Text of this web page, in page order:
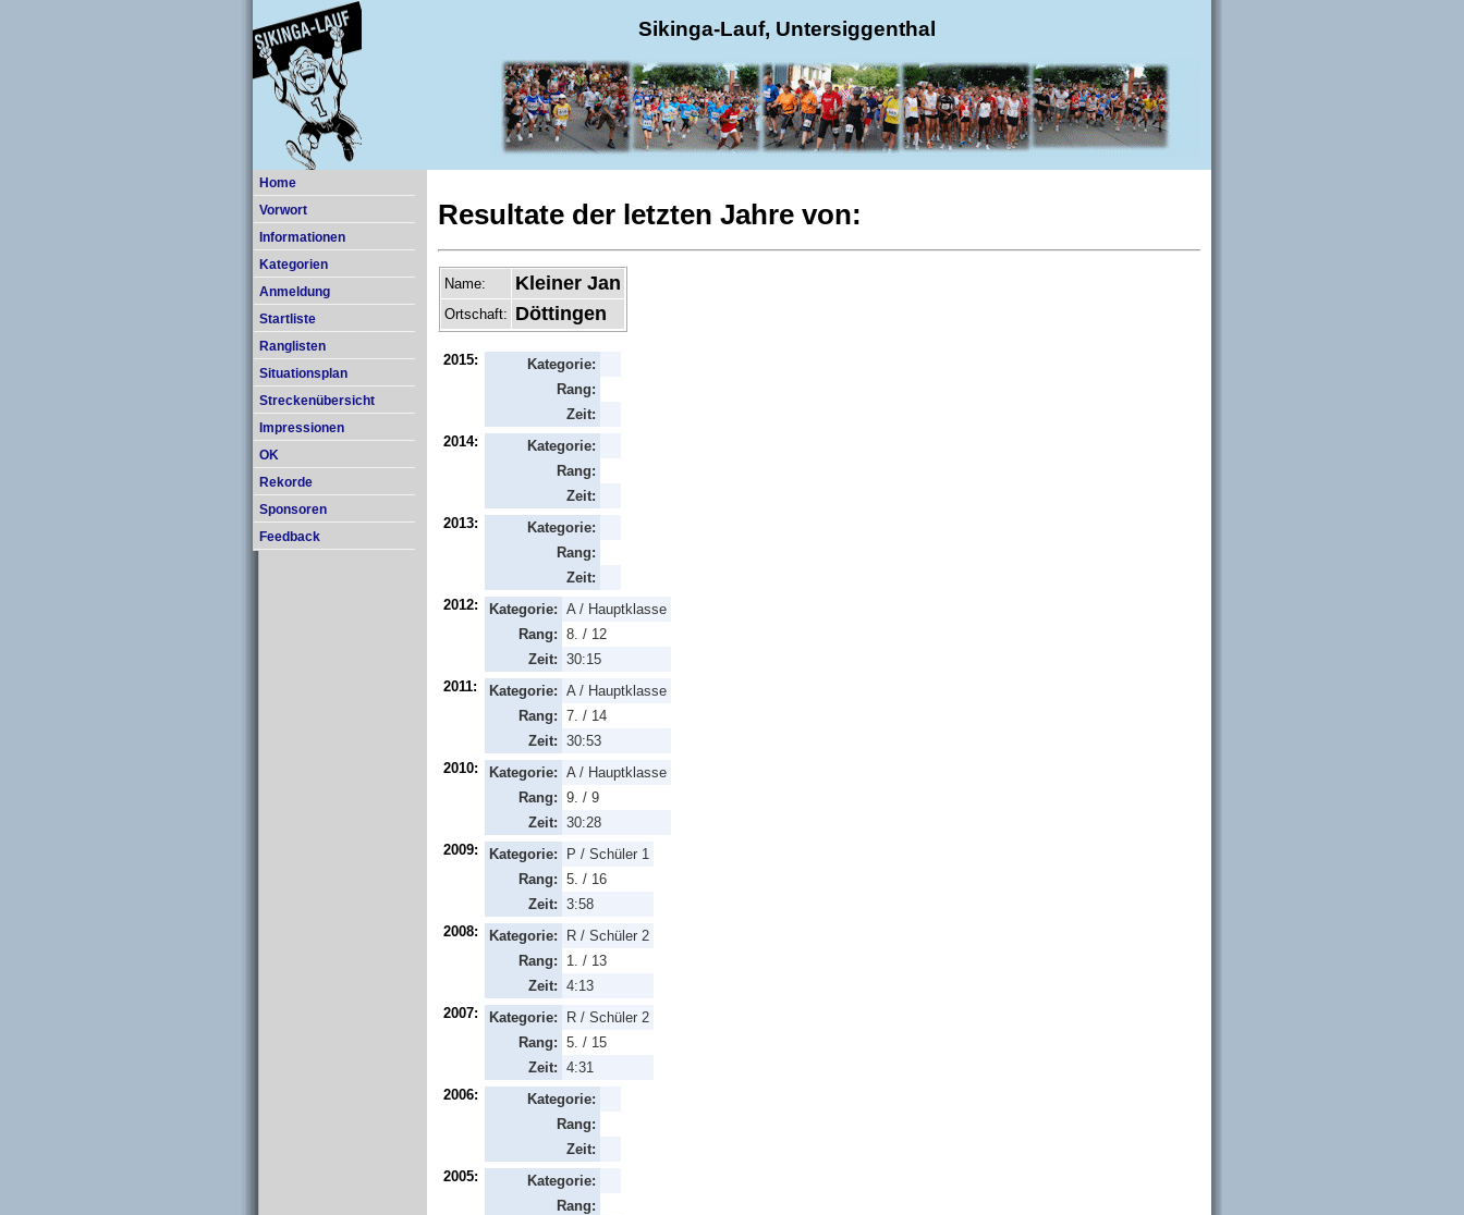
Sikinga-Lauf, Untersiggenthal
Home
Vorwort
Informationen
Kategorien
Anmeldung
Startliste
Ranglisten
Situationsplan
Streckenübersicht
Impressionen
OK
Rekorde
Sponsoren
Feedback
Resultate der letzten Jahre von:
Name: Kleiner Jan
Ortschaft: Döttingen
2015:
Kategorie:
Rang:
Zeit:
2014:
Kategorie:
Rang:
Zeit:
2013:
Kategorie:
Rang:
Zeit:
2012:
Kategorie: A / Hauptklasse
Rang: 8. / 12
Zeit: 30:15
2011:
Kategorie: A / Hauptklasse
Rang: 7. / 14
Zeit: 30:53
2010:
Kategorie: A / Hauptklasse
Rang: 9. / 9
Zeit: 30:28
2009:
Kategorie:
P / Schüler 1
Rang: 5. / 16
Zeit: 3:58
2008:
Kategorie:
R / Schüler 2
Rang:
1. / 13
Zeit: 4:13
2007:
Kategorie:
R / Schüler 2
Rang: 5. / 15
Zeit: 4:31
2006:
Kategorie:
Rang:
Zeit:
2005:
Kategorie:
Rang: